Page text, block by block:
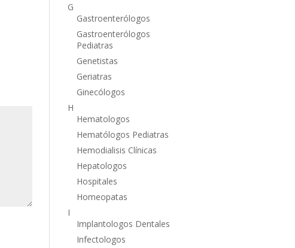
G
Gastroenterólogos
Gastroenterólogos
Pediatras
Genetistas
Geriatras
Ginecólogos
H
Hematologos
Hematólogos Pediatras
Hemodialisis Clínicas
Hepatologos
Hospitales
Homeopatas
I
Implantologos Dentales
Infectologos